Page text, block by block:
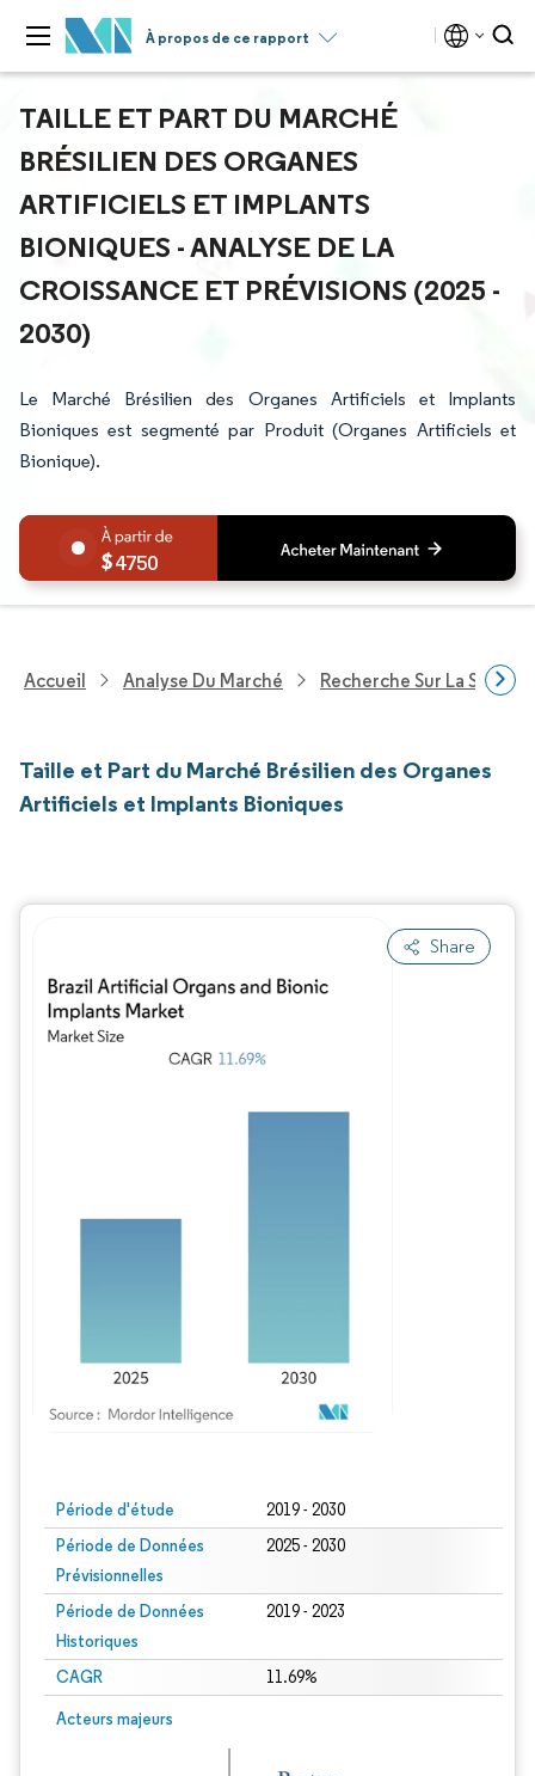
À propos de ce rapport
TAILLE ET PART DU MARCHÉ
BRÉSILIEN DES ORGANES
ARTIFICIELS ET IMPLANTS
BIONIQUES - ANALYSE DE LA
CROISSANCE ET PRÉVISIONS (2025 -
2030)
Le Marché Brésilien des Organes Artificiels et Implants
Bioniques est segmenté par Produit (Organes Artificiels et
Bionique).
4750
Accueil Analyse Du Marché Recherche Sur La Santé
Taille et Part du Marché Brésilien des Organes
Artificiels et Implants Bioniques
Share
Période d'étude 2019 - 2030
Période de Données
Prévisionnelles
2025 - 2030
Période de Données
Historiques
2019 - 2023
CAGR 11.69%
Acteurs majeurs